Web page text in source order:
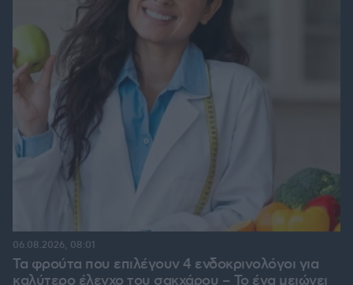
Τα φρούτα που επιλέγουν 4 ενδοκρινολόγοι για
καλύτερο έλεγχο του σακχάρου – Το ένα μειώνει
06.08.2026, 08:01